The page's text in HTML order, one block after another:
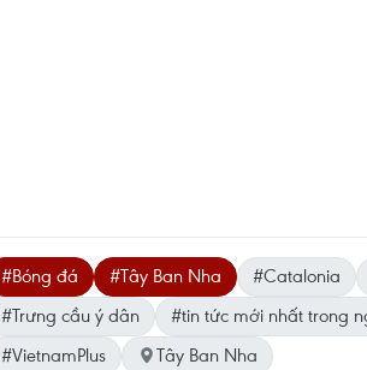
#Bóng đá #Tây Ban Nha #Catalonia
#Trưng cầu ý dân
#tin tức mới nhất trong
#VietnamPlus
Tây Ban Nha